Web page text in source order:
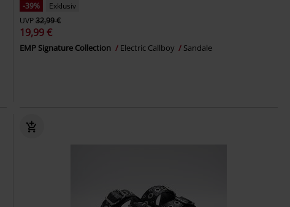
-39%
Exklusiv
UVP32,99 €
19,99 €
EMP Signature Collection Electric Callboy Sandale